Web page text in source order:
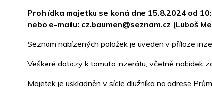
Prohlídka majetku se koná dne 15.8.2024 od
nebo e-mailu: cz.baumen@seznam.cz (Luboš
Seznam nabízených položek je uveden v příloze
Veškeré dotazy k tomuto inzerátu, včetně nabídek
Majetek je uskladněn v sídle dlužníka na adrese